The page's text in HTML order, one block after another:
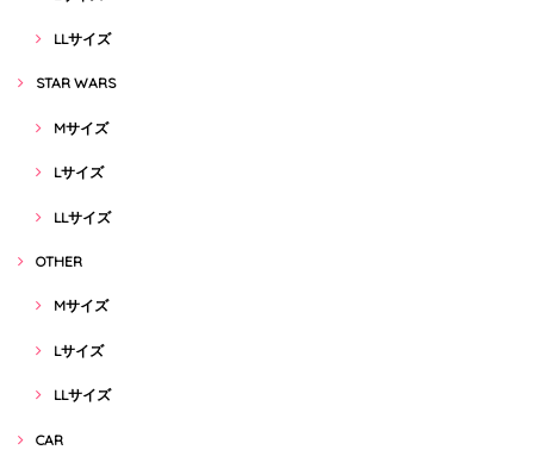
LLサイズ
STAR WARS
Mサイズ
Lサイズ
LLサイズ
OTHER
Mサイズ
Lサイズ
LLサイズ
CAR